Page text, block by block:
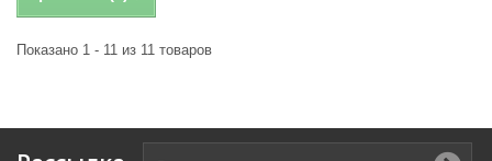
Показано 1 - 11 из 11 товаров